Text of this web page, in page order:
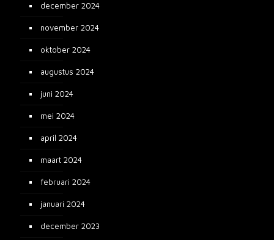
december 2024
november 2024
oktober 2024
augustus 2024
juni 2024
mei 2024
april 2024
maart 2024
februari 2024
januari 2024
december 2023